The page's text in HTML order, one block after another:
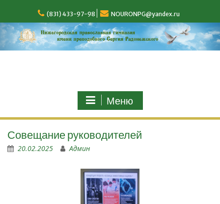
(831) 433-97-98 NOURONPG@yandex.ru
Меню
Совещание руководителей
20.02.2025 Админ